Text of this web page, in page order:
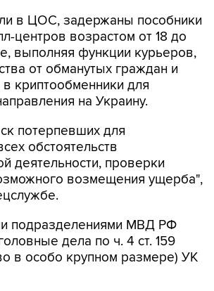
в ЦОС, задержаны пособники
центров возрастом от 18 до
выполняя функции курьеров,
от обманутых граждан и
криптообменники для
на Украину.
потерпевших для
обстоятельств
деятельности, проверки
возмещения ущерба",
подразделениями МВД РФ
дела по ч. 4 ст. 159
в особо крупном размере) УК